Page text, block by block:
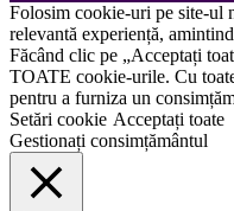
Folosim cookie-uri pe site-ul
relevantă experiență,
Făcând clic pe „Acceptați
TOATE cookie-urile. Cu
pentru a furniza un
Setări cookie Acceptați toate
Gestionați consimțământul